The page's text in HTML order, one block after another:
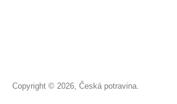
Copyright © 2026, Česká potravina.